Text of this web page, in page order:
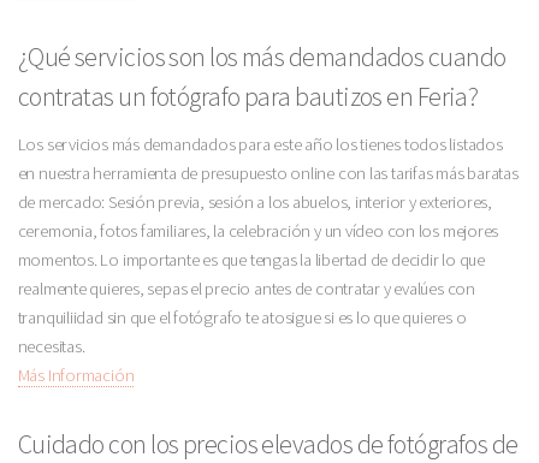
¿Qué servicios son los más demandados cuando
contratas un fotógrafo para bautizos en Feria?
Los servicios más demandados para este año los tienes todos listados
en nuestra herramienta de presupuesto online con las tarifas más baratas
de mercado: Sesión previa, sesión a los abuelos, interior y exteriores,
ceremonia, fotos familiares, la celebración y un vídeo con los mejores
momentos. Lo importante es que tengas la libertad de decidir lo que
realmente quieres, sepas el precio antes de contratar y evalúes con
tranquiliidad sin que el fotógrafo te atosigue si es lo que quieres o
necesitas.
Más Información
Cuidado con los precios elevados de fotógrafos de